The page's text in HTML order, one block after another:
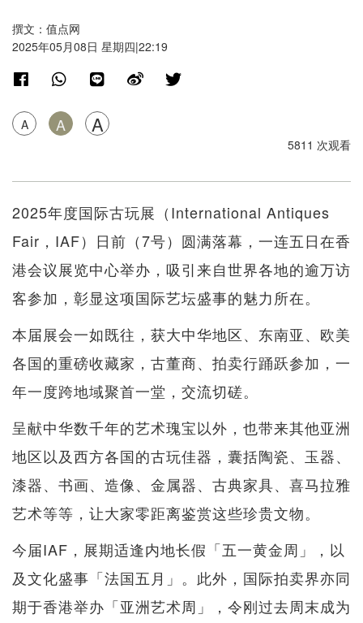
撰文：值点网
2025年05月08日 星期四|22:19
A A A
5811 次观看
2025年度国际古玩展（International Antiques
Fair，IAF）日前（7号）圆满落幕，一连五日在香
港会议展览中心举办，吸引来自世界各地的逾万访
客参加，彰显这项国际艺坛盛事的魅力所在。
本届展会一如既往，获大中华地区、东南亚、欧美
各国的重磅收藏家，古董商、拍卖行踊跃参加，一
年一度跨地域聚首一堂，交流切磋。
呈献中华数千年的艺术瑰宝以外，也带来其他亚洲
地区以及西方各国的古玩佳器，囊括陶瓷、玉器、
漆器、书画、造像、金属器、古典家具、喜马拉雅
艺术等等，让大家零距离鉴赏这些珍贵文物。
今届IAF，展期适逢内地长假「五一黄金周」，以
及文化盛事「法国五月」。此外，国际拍卖界亦同
期于香港举办「亚洲艺术周」，令刚过去周末成为